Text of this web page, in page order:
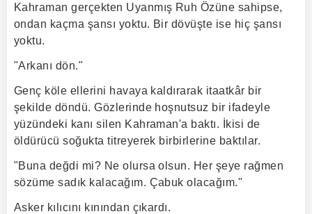
Kahraman gerçekten Uyanmış Ruh Özüne sahipse,
ondan kaçma şansı yoktu. Bir dövüşte ise hiç şansı
yoktu.
"Arkanı dön."
Genç köle ellerini havaya kaldırarak itaatkâr bir
şekilde döndü. Gözlerinde hoşnutsuz bir ifadeyle
yüzündeki kanı silen Kahraman'a baktı. İkisi de
öldürücü soğukta titreyerek birbirlerine baktılar.
"Buna değdi mi? Ne olursa olsun. Her şeye rağmen
sözüme sadık kalacağım. Çabuk olacağım."
Asker kılıcını kınından çıkardı.